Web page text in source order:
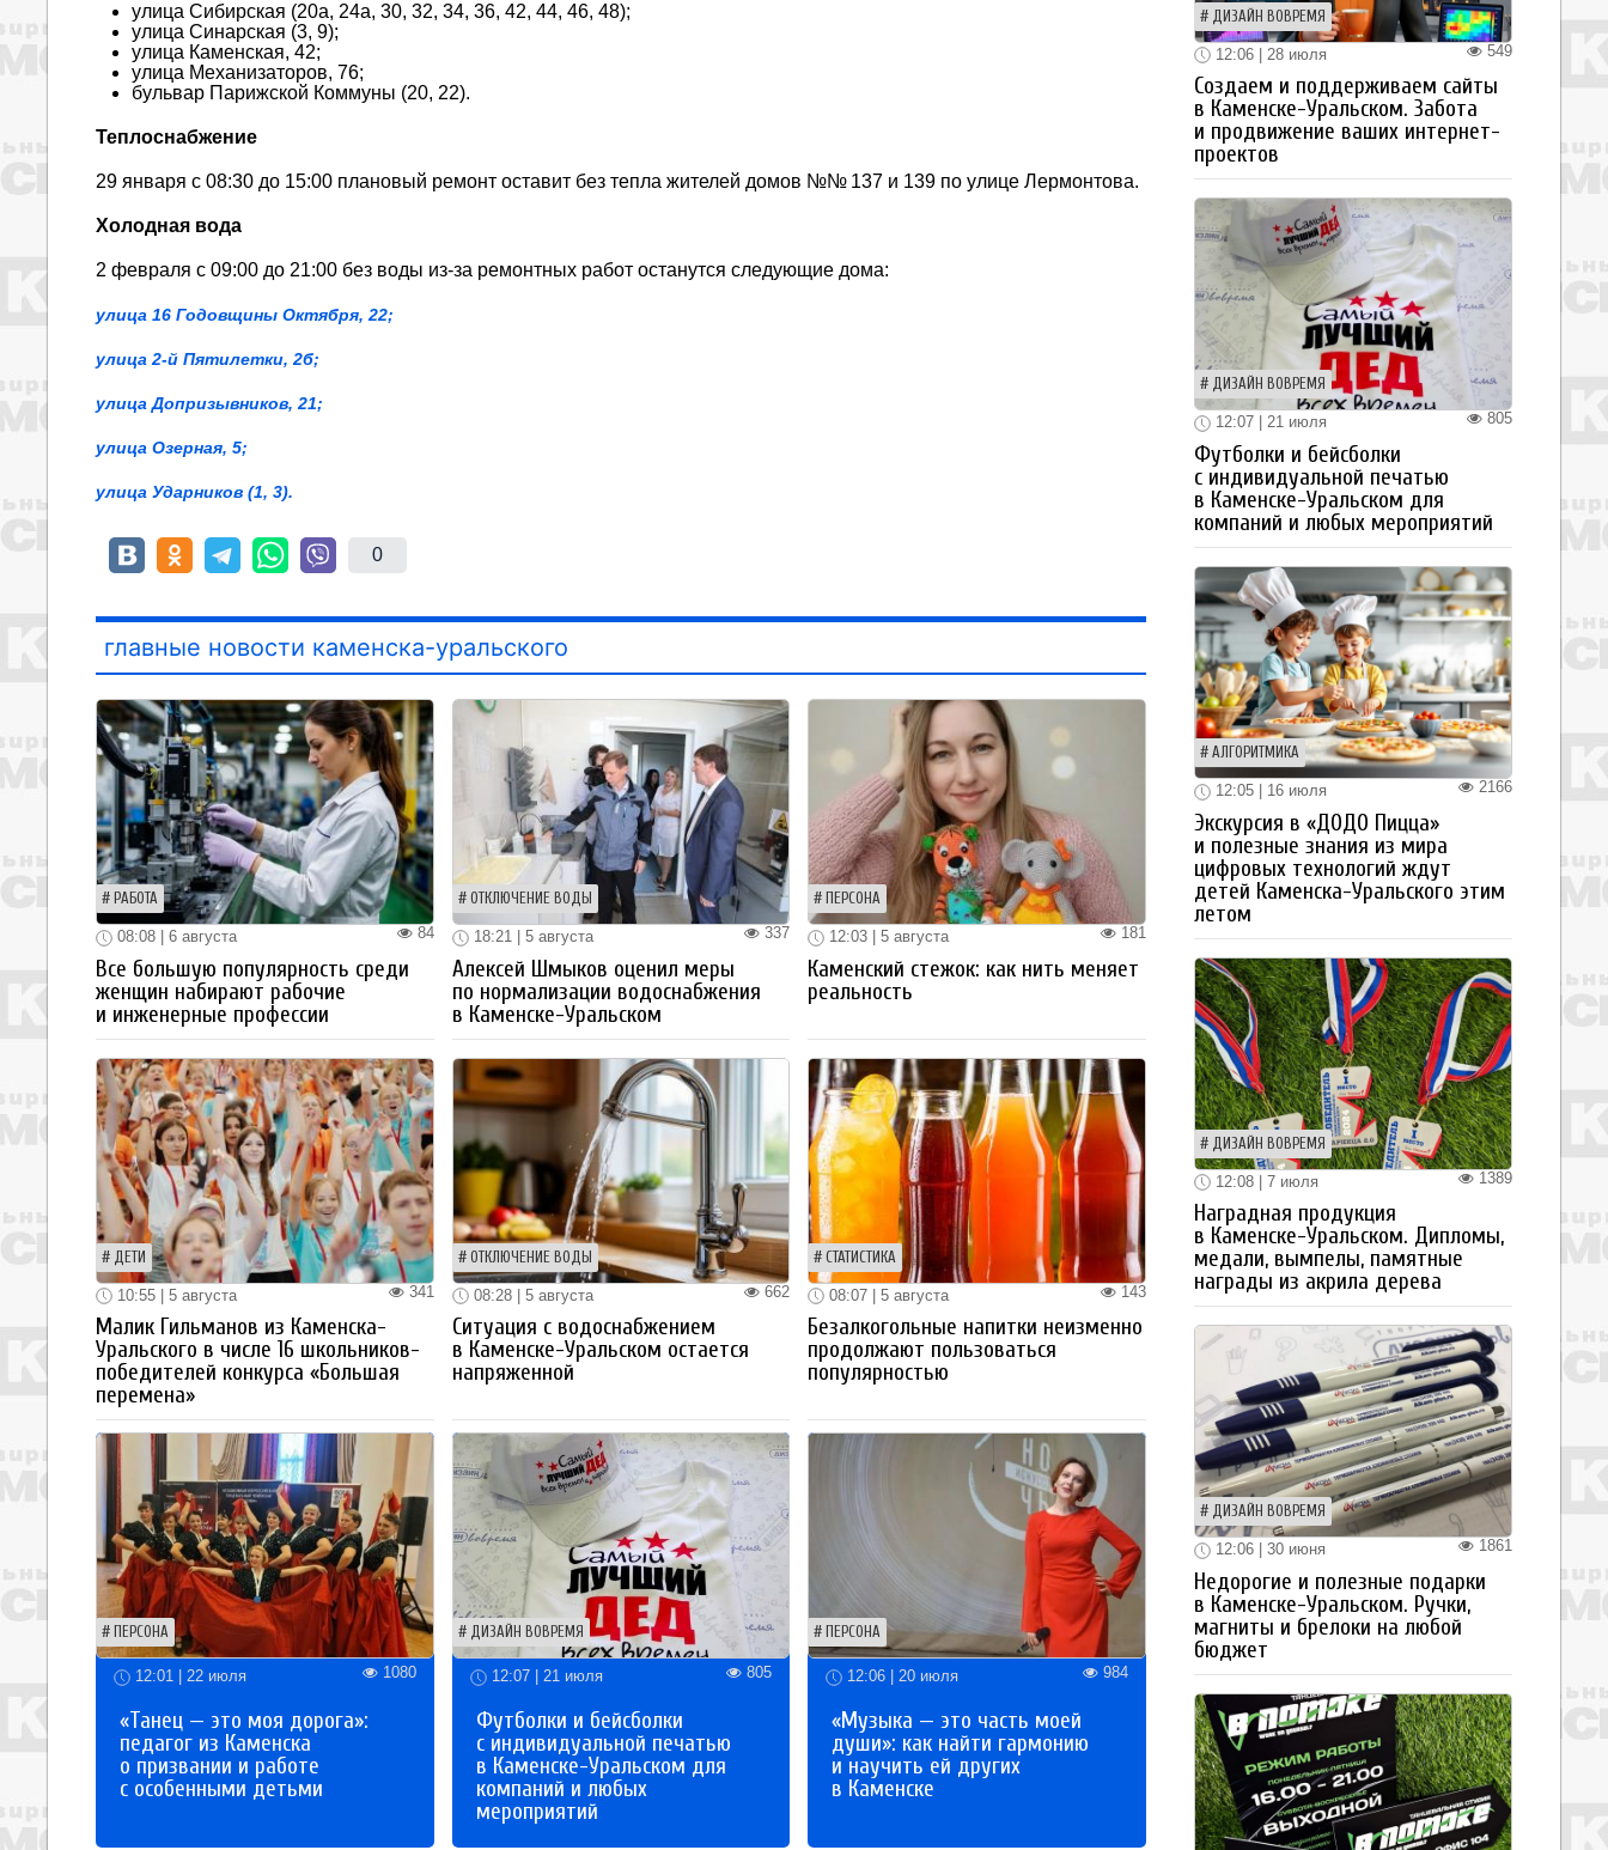
улица Сибирская (20а, 24а, 30, 32, 34, 36, 42, 44, 46, 48);
улица Синарская (3, 9);
улица Каменская, 42;
улица Механизаторов, 76;
бульвар Парижской Коммуны (20, 22).
Теплоснабжение
29 января с 08:30 до 15:00 плановый ремонт оставит без тепла жителей домов №№ 137 и 139 по улице Лермонтова.
Холодная вода
2 февраля с 09:00 до 21:00 без воды из-за ремонтных работ останутся следующие дома:
улица 16 Годовщины Октября, 22;
улица 2-й Пятилетки, 2б;
улица Допризывников, 21;
улица Озерная, 5;
улица Ударников (1, 3).
0
главные новости каменска-уральского
РАБОТА
84
08:08 | 6 августа
Все большую популярность среди
женщин набирают рабочие
и инженерные профессии
ОТКЛЮЧЕНИЕ ВОДЫ
337
18:21 | 5 августа
Алексей Шмыков оценил меры
по нормализации водоснабжения
в Каменске-Уральском
ПЕРСОНА
181
12:03 | 5 августа
Каменский стежок: как нить меняет
реальность
ДЕТИ
341
10:55 | 5 августа
Малик Гильманов из Каменска-
Уральского в числе 16 школьников-
победителей конкурса «Большая
перемена»
ОТКЛЮЧЕНИЕ ВОДЫ
662
08:28 | 5 августа
Ситуация с водоснабжением
в Каменске-Уральском остается
напряженной
СТАТИСТИКА
143
08:07 | 5 августа
Безалкогольные напитки неизменно
продолжают пользоваться
популярностью
ПЕРСОНА
12:01 | 22 июля 1080
«Танец — это моя дорога»:
педагог из Каменска
о призвании и работе
с особенными детьми
ДИЗАЙН ВОВРЕМЯ
12:07 | 21 июля 805
Футболки и бейсболки
с индивидуальной печатью
в Каменске-Уральском для
компаний и любых
мероприятий
ПЕРСОНА
12:06 | 20 июля 984
«Музыка — это часть моей
души»: как найти гармонию
и научить ей других
в Каменске
ДИЗАЙН ВОВРЕМЯ
549
12:06 | 28 июля
Создаем и поддерживаем сайты
в Каменске-Уральском. Забота
и продвижение ваших интернет-
проектов
ДИЗАЙН ВОВРЕМЯ
805
12:07 | 21 июля
Футболки и бейсболки
с индивидуальной печатью
в Каменске-Уральском для
компаний и любых мероприятий
АЛГОРИТМИКА
2166
12:05 | 16 июля
Экскурсия в «ДОДО Пицца»
и полезные знания из мира
цифровых технологий ждут
детей Каменска-Уральского этим
летом
ДИЗАЙН ВОВРЕМЯ
1389
12:08 | 7 июля
Наградная продукция
в Каменске-Уральском. Дипломы,
медали, вымпелы, памятные
награды из акрила дерева
ДИЗАЙН ВОВРЕМЯ
1861
12:06 | 30 июня
Недорогие и полезные подарки
в Каменске-Уральском. Ручки,
магниты и брелоки на любой
бюджет